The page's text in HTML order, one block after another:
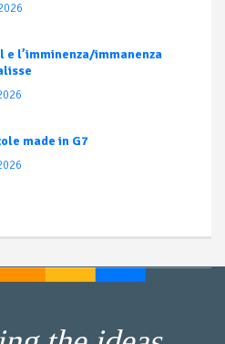
e l’imminenza/immanenza
made in G7